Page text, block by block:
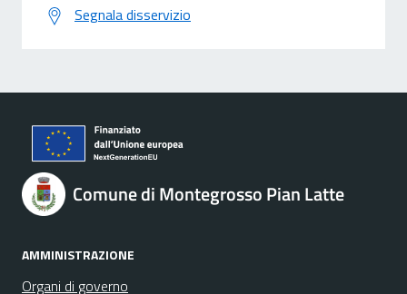
Segnala disservizio
Comune di Montegrosso Pian Latte
AMMINISTRAZIONE
Organi di governo